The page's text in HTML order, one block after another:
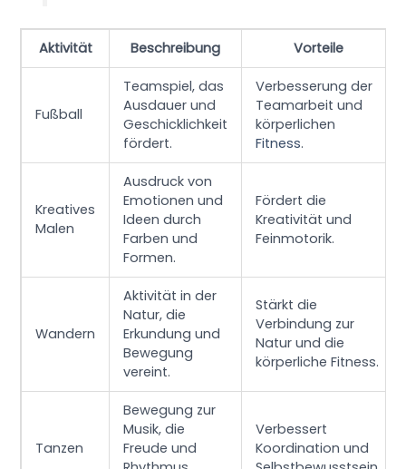
Aktivität Beschreibung Vorteile
Fußball
Teamspiel, das
Ausdauer und
Geschicklichkeit
fördert.
Verbesserung der
Teamarbeit und
körperlichen
Fitness.
Kreatives
Malen
Ausdruck von
Emotionen und
Ideen durch
Farben und
Formen.
Fördert die
Kreativität und
Feinmotorik.
Wandern
Aktivität in der
Natur, die
Erkundung und
Bewegung
vereint.
Stärkt die
Verbindung zur
Natur und die
körperliche Fitness.
Tanzen
Bewegung zur
Musik, die
Freude und
Verbessert
Koordination und